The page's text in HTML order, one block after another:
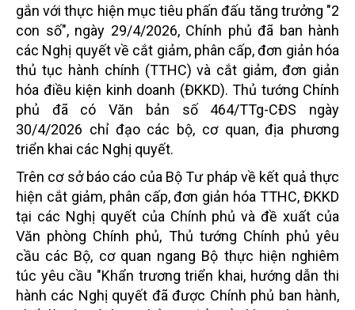
gắn với thực hiện mục tiêu phấn đấu tăng trưởng "2
con số", ngày 29/4/2026, Chính phủ đã ban hành
các Nghị quyết về cắt giảm, phân cấp, đơn giản hóa
thủ tục hành chính (TTHC) và cắt giảm, đơn giản
hóa điều kiện kinh doanh (ĐKKD). Thủ tướng Chính
phủ đã có Văn bản số 464/TTg-CĐS ngày
30/4/2026 chỉ đạo các bộ, cơ quan, địa phương
triển khai các Nghị quyết.
Trên cơ sở báo cáo của Bộ Tư pháp về kết quả thực
hiện cắt giảm, phân cấp, đơn giản hóa TTHC, ĐKKD
tại các Nghị quyết của Chính phủ và đề xuất của
Văn phòng Chính phủ, Thủ tướng Chính phủ yêu
cầu các Bộ, cơ quan ngang Bộ thực hiện nghiêm
túc yêu cầu "Khẩn trương triển khai, hướng dẫn thi
hành các Nghị quyết đã được Chính phủ ban hành,